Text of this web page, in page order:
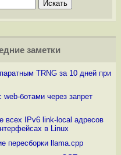
заметки
TRNG за 10 дней при
web-ботами через запрет
всех IPv6 link-local адресов
в Linux
пересборки llama.cpp